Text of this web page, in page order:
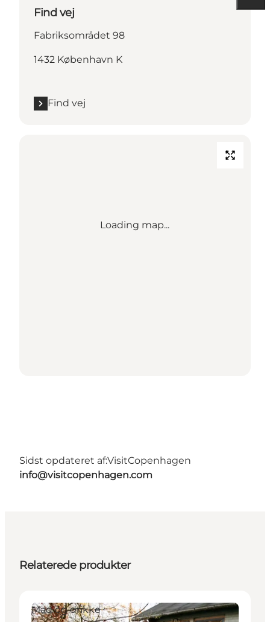
Find vej
Fabriksområdet 98
1432 København K
Find vej
Loading map...
Sidst opdateret af:VisitCopenhagen
info@visitcopenhagen.com
Relaterede produkter
Mad og drikke